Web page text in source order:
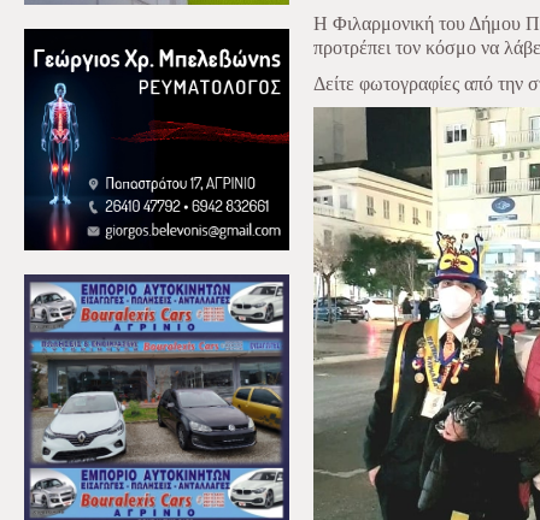
Η Φιλαρμονική του Δήμου
προτρέπει τον κόσμο να
Δείτε φωτογραφίες από την